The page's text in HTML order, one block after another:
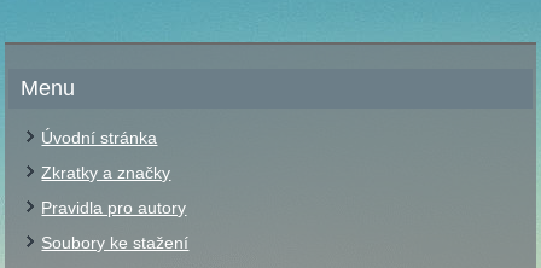
Menu
Úvodní stránka
Zkratky a značky
Pravidla pro autory
Soubory ke stažení